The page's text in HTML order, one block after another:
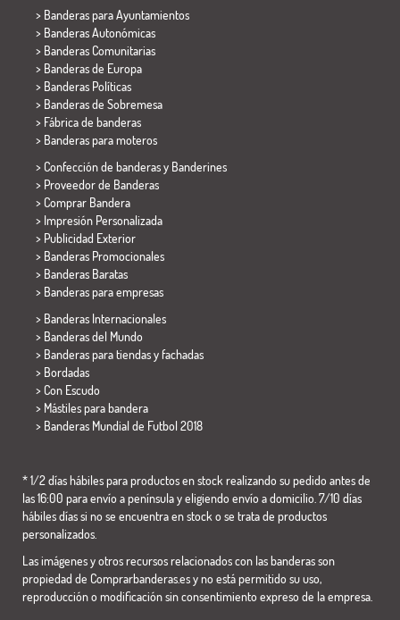
> Banderas para Ayuntamientos
> Banderas Autonómicas
> Banderas Comunitarias
> Banderas de Europa
> Banderas Políticas
> Banderas de Sobremesa
> Fábrica de banderas
> Banderas para moteros
> Confección de banderas y Banderines
> Proveedor de Banderas
> Comprar Bandera
> Impresión Personalizada
> Publicidad Exterior
> Banderas Promocionales
> Banderas Baratas
> Banderas para empresas
> Banderas Internacionales
> Banderas del Mundo
> Banderas para tiendas y fachadas
> Bordadas
> Con Escudo
> Mástiles para bandera
> Banderas Mundial de Futbol 2018
* 1/2 días hábiles para productos en stock realizando su pedido antes de
las 16:00 para envío a península y eligiendo envío a domicilio. 7/10 días
hábiles días si no se encuentra en stock o se trata de productos
personalizados.
Las imágenes y otros recursos relacionados con las banderas son
propiedad de Comprarbanderas.es y no está permitido su uso,
reproducción o modificación sin consentimiento expreso de la empresa.